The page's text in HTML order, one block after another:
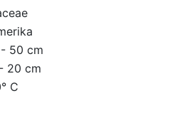
50 cm
20 cm
C